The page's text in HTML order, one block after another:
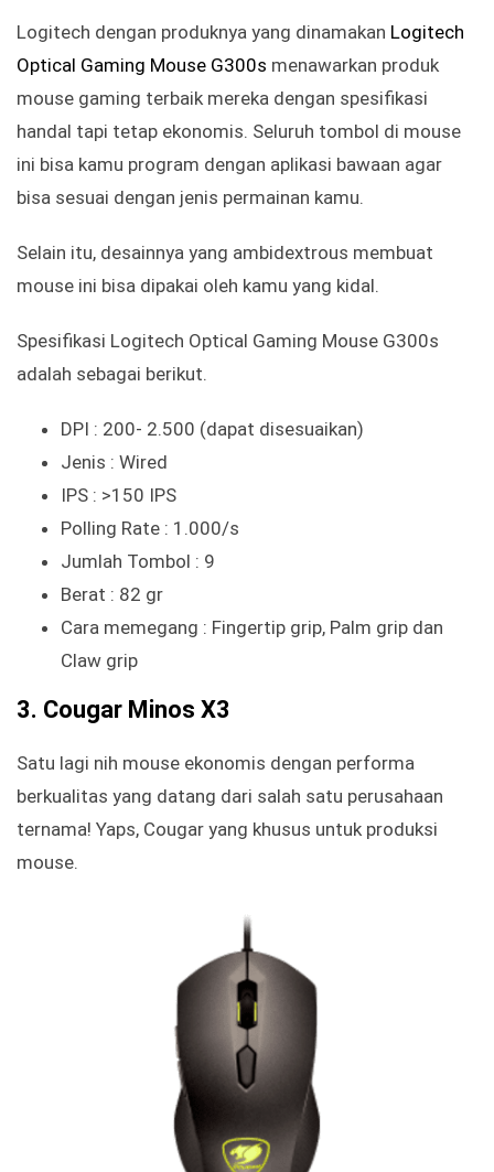
Logitech dengan produknya yang dinamakan Logitech
Optical Gaming Mouse G300s menawarkan produk
mouse gaming terbaik mereka dengan spesifikasi
handal tapi tetap ekonomis. Seluruh tombol di mouse
ini bisa kamu program dengan aplikasi bawaan agar
bisa sesuai dengan jenis permainan kamu.
Selain itu, desainnya yang ambidextrous membuat
mouse ini bisa dipakai oleh kamu yang kidal.
Spesifikasi Logitech Optical Gaming Mouse G300s
adalah sebagai berikut.
DPI : 200- 2.500 (dapat disesuaikan)
Jenis : Wired
IPS : >150 IPS
Polling Rate : 1.000/s
Jumlah Tombol : 9
Berat : 82 gr
Cara memegang : Fingertip grip, Palm grip dan
Claw grip
3. Cougar Minos X3
Satu lagi nih mouse ekonomis dengan performa
berkualitas yang datang dari salah satu perusahaan
ternama! Yaps, Cougar yang khusus untuk produksi
mouse.